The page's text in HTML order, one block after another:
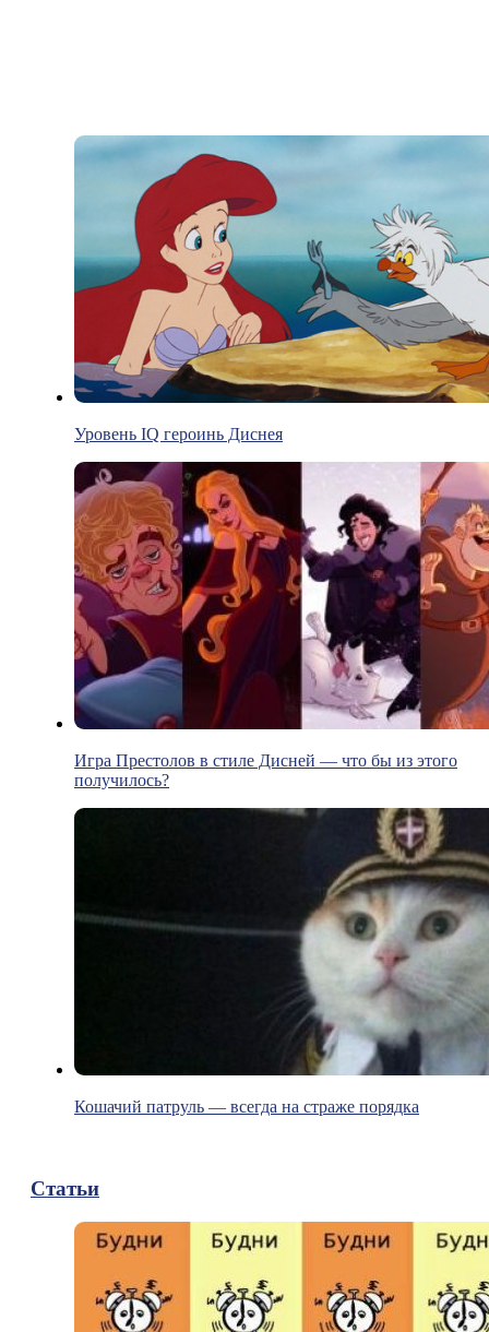
Уровень IQ героинь Диснея
Игра Престолов в стиле Дисней — что бы из этого
получилось?
Кошачий патруль — всегда на страже порядка
Статьи